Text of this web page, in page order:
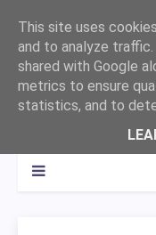
This site uses
and to analyze traffic.
shared with Google
metrics to ensure
statistics, and to